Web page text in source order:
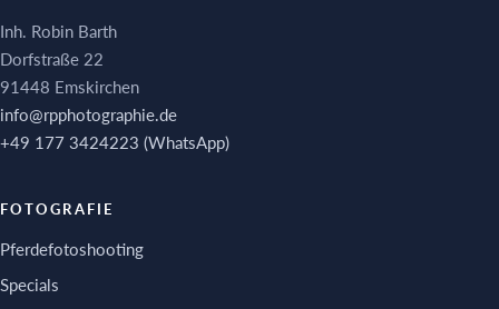
Inh. Robin Barth
Dorfstraße 22
91448 Emskirchen
info@rpphotographie.de
+49 177 3424223 (WhatsApp)
FOTOGRAFIE
Pferdefotoshooting
Specials